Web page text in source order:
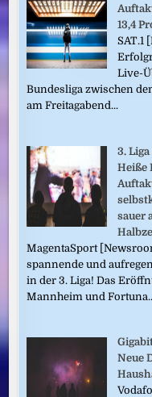
13,4
SAT.1
Live-
Bundesliga zwischen
am Freitagabend...
3.
Heiße
sauer
MagentaSport
spannende und
in der 3. Liga! Das
Mannheim und
Neue